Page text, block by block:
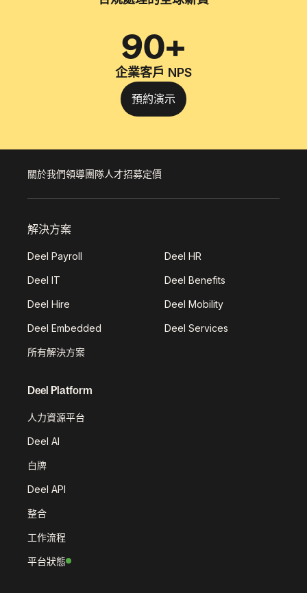
90+
企業客戶 NPS
預約演示
關於我們領導團隊人才招募定價
解決方案
Deel Payroll Deel HR
Deel IT Deel Benefits
Deel Hire Deel Mobility
Deel Embedded Deel Services
所有解決方案
Deel Platform
人力資源平台
Deel AI
白牌
Deel API
整合
工作流程
平台狀態